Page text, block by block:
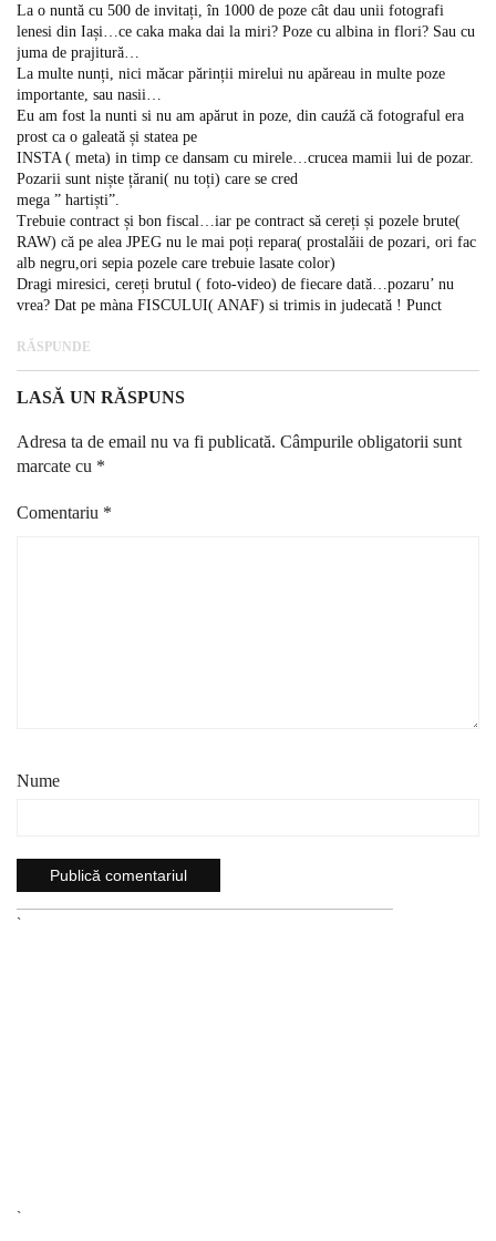
La o nuntă cu 500 de invitați, în 1000 de poze cât dau unii fotografi
lenesi din Iași…ce caka maka dai la miri? Poze cu albina in flori? Sau cu
juma de prajitură…
La multe nunți, nici măcar părinții mirelui nu apăreau in multe poze
importante, sau nasii…
Eu am fost la nunti si nu am apărut in poze, din cauźă că fotograful era
prost ca o galeată și statea pe
INSTA ( meta) in timp ce dansam cu mirele…crucea mamii lui de pozar.
Pozarii sunt niște țărani( nu toți) care se cred
mega ” hartiști”.
Trebuie contract și bon fiscal…iar pe contract să cereți și pozele brute(
RAW) că pe alea JPEG nu le mai poți repara( prostalăii de pozari, ori fac
alb negru,ori sepia pozele care trebuie lasate color)
Dragi miresici, cereți brutul ( foto-video) de fiecare dată…pozaru’ nu
vrea? Dat pe màna FISCULUI( ANAF) si trimis in judecată ! Punct
RĂSPUNDE
LASĂ UN RĂSPUNS
Adresa ta de email nu va fi publicată. Câmpurile obligatorii sunt
marcate cu *
Comentariu *
Nume
`
`